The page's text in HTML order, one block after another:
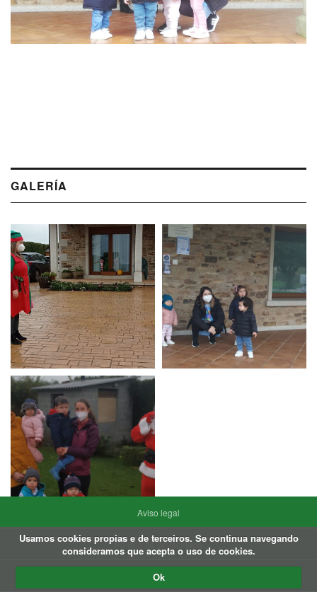
GALERÍA
Aviso legal
Política de privacidade
Política de Cookies
Usamos cookies propias e de terceiros. Se continua navegando
consideramos que acepta o uso de cookies.
Ok